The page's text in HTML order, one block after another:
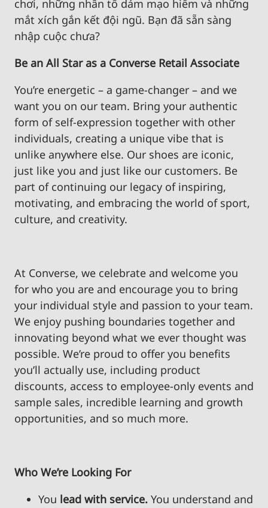
chơi, những nhân tố dám mạo hiểm và những
mắt xích gắn kết đội ngũ. Bạn đã sẵn sàng
nhập cuộc chưa?
Be an All Star as a Converse Retail Associate
You’re energetic – a game-changer – and we
want you on our team. Bring your authentic
form of self-expression together with other
individuals, creating a unique vibe that is
unlike anywhere else. Our shoes are iconic,
just like you and just like our customers. Be
part of continuing our legacy of inspiring,
motivating, and embracing the world of sport,
culture, and creativity.
At Converse, we celebrate and welcome you
for who you are and encourage you to bring
your individual style and passion to your team.
We enjoy pushing boundaries together and
innovating beyond what we ever thought was
possible. We’re proud to offer you benefits
you’ll actually use, including product
discounts, access to employee-only events and
sample sales, incredible learning and growth
opportunities, and so much more.
Who We’re Looking For
You lead with service. You understand and